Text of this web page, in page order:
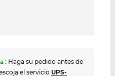
: Haga su pedido antes de
el servicio UPS-